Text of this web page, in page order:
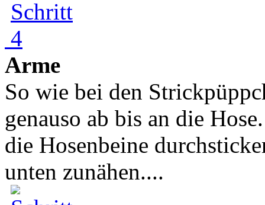
Arme
So wie bei den
genauso ab bis an die
die Hosenbeine
unten zunähen....